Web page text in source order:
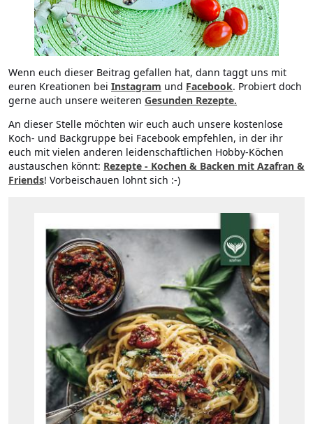
Wenn euch dieser Beitrag gefallen hat, dann taggt uns mit
euren Kreationen bei Instagram und Facebook. Probiert doch
gerne auch unsere weiteren Gesunden Rezepte.
An dieser Stelle möchten wir euch auch unsere kostenlose
Koch- und Backgruppe bei Facebook empfehlen, in der ihr
euch mit vielen anderen leidenschaftlichen Hobby-Köchen
austauschen könnt: Rezepte - Kochen & Backen mit Azafran &
Friends! Vorbeischauen lohnt sich :-)